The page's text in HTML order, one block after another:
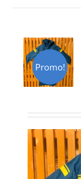
Promo!